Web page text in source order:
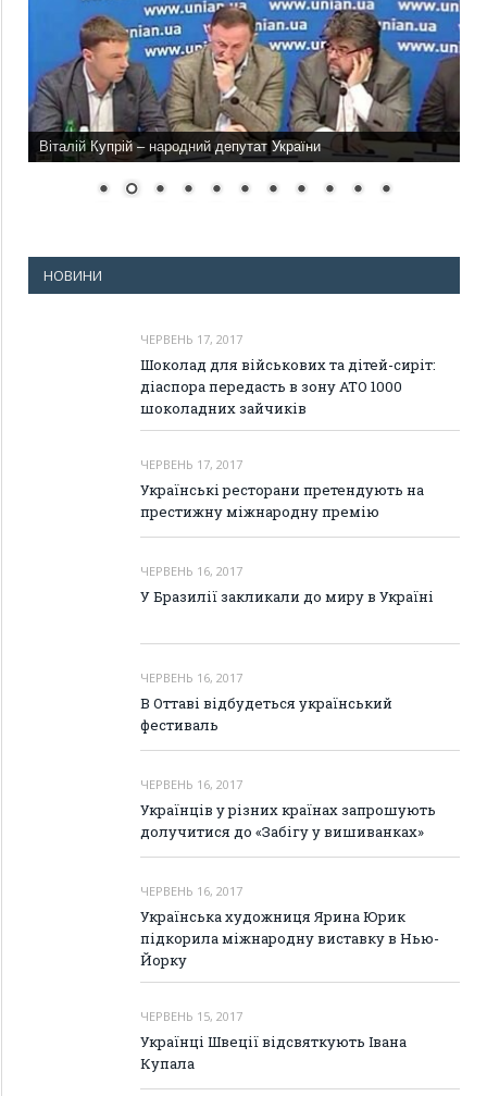
Віталій Купрій – народний депутат України
НОВИНИ
ЧЕРВЕНЬ 17, 2017
Шоколад для військових та дітей-сиріт:
діаспора передасть в зону АТО 1000
шоколадних зайчиків
ЧЕРВЕНЬ 17, 2017
Українські ресторани претендують на
престижну міжнародну премію
ЧЕРВЕНЬ 16, 2017
У Бразилії закликали до миру в Україні
ЧЕРВЕНЬ 16, 2017
В Оттаві відбудеться український
фестиваль
ЧЕРВЕНЬ 16, 2017
Українців у різних країнах запрошують
долучитися до «Забігу у вишиванках»
ЧЕРВЕНЬ 16, 2017
Українська художниця Ярина Юрик
підкорила міжнародну виставку в Нью-
Йорку
ЧЕРВЕНЬ 15, 2017
Українці Швеції відсвяткують Івана
Купала